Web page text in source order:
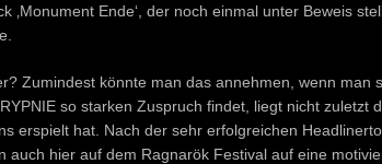
‚Monument Ende‘, der noch einmal unter Beweis
Zumindest könnte man das annehmen, wenn man
so starken Zuspruch findet, liegt nicht zuletzt
erspielt hat. Nach der sehr erfolgreichen
auch hier auf dem Ragnarök Festival auf eine